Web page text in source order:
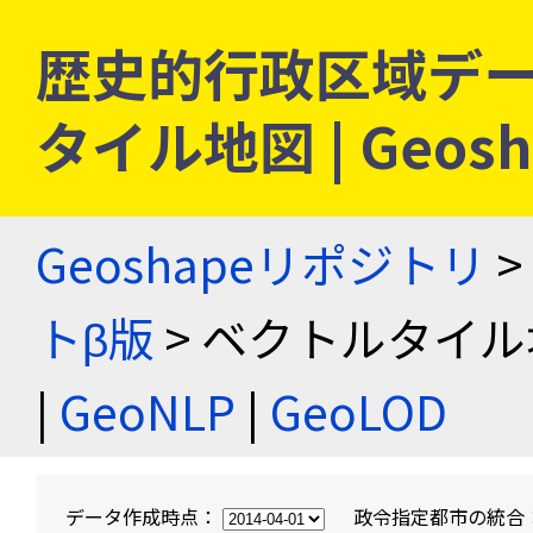
歴史的行政区域デ
タイル地図 |
Geoshapeリポジトリ >
トβ版 > ベクトルタイ
| GeoNLP | GeoLOD
データ作成時点： 政令指定都市の統